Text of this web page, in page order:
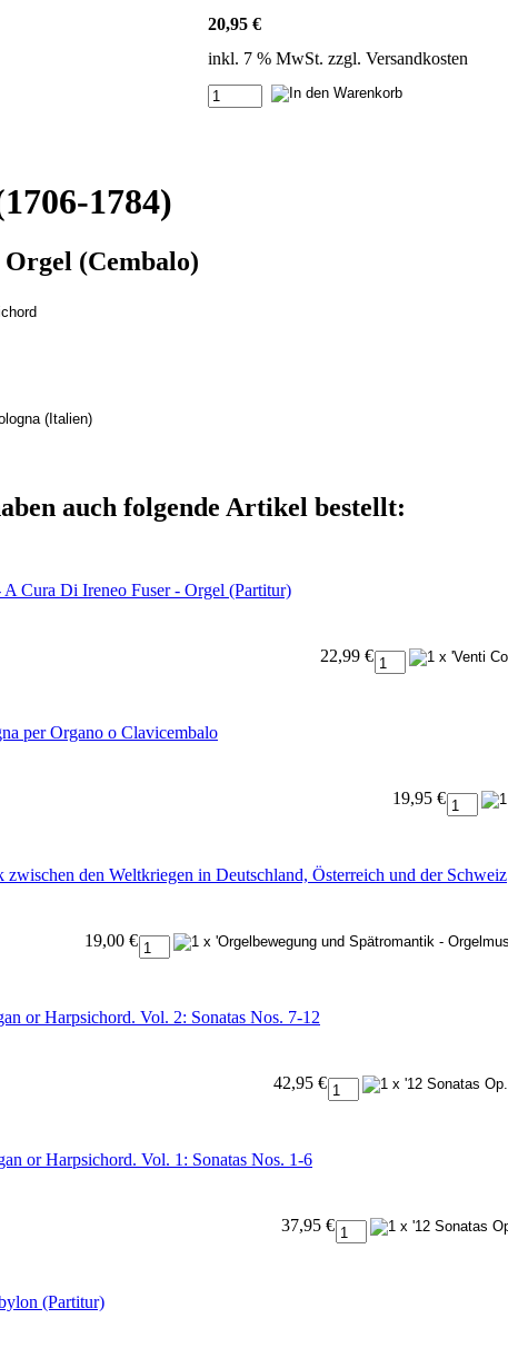
20,95 €
inkl. 7 % MwSt. zzgl. Versandkosten
1784)
Orgel (Cembalo)
(Italien)
auch folgende Artikel bestellt:
Cura Di Ireneo Fuser - Orgel (Partitur)
22,99 €
per Organo o Clavicembalo
19,95 €
den Weltkriegen in Deutschland, Österreich und der Schweiz
19,00 €
or Harpsichord. Vol. 2: Sonatas Nos. 7-12
42,95 €
or Harpsichord. Vol. 1: Sonatas Nos. 1-6
37,95 €
(Partitur)